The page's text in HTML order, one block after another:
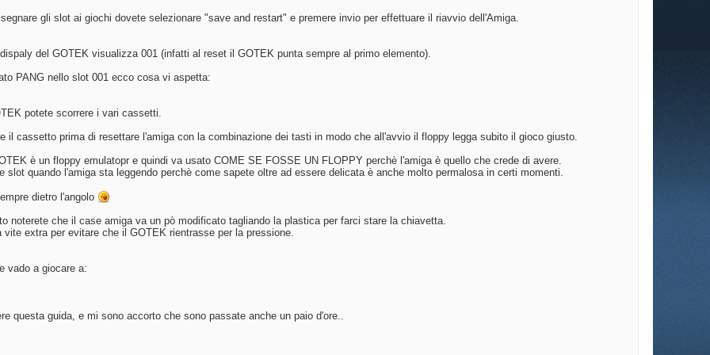
gli slot ai giochi dovete selezionare "save and restart" e premere invio per effettuare il riavvio dell'Amiga.
del GOTEK visualizza 001 (infatti al reset il GOTEK punta sempre al primo elemento).
PANG nello slot 001 ecco cosa vi aspetta:
potete scorrere i vari cassetti.
il cassetto prima di resettare l'amiga con la combinazione dei tasti in modo che all'avvio il floppy legga subito il gioco giusto.
è un floppy emulatopr e quindi va usato COME SE FOSSE UN FLOPPY perchè l'amiga è quello che crede di avere.
slot quando l'amiga sta leggendo perchè come sapete oltre ad essere delicata è anche molto permalosa in certi momenti.
dietro l'angolo
noterete che il case amiga va un pò modificato tagliando la plastica per farci stare la chiavetta.
vite extra per evitare che il GOTEK rientrasse per la pressione.
vado a giocare a:
questa guida, e mi sono accorto che sono passate anche un paio d'ore..